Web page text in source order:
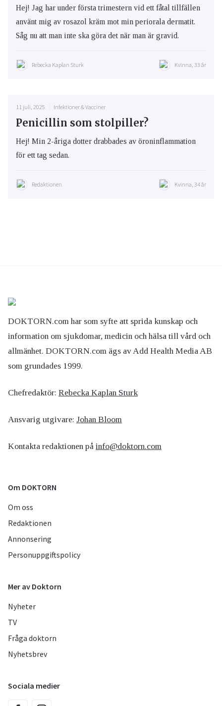
Hej! Jag har under första trimestern vid ett fåtal tillfällen
använt mig av rosazol kräm mot min periorala dermatit.
Såg nu att man inte ska göra det när man är gravid.
Rebecka Kaplan Sturk Kvinna, 33 år
11 juli, 2025 Infektioner & Vacciner
Penicillin som stolpiller?
Hej! Min 2-åriga dotter drabbades av öroninflammation
för ett tag sedan.
Redaktionen Kvinna, 34 år
DOKTORN.com har som syfte att sprida kunskap och
information om sjukdomar, medicin och hälsa till vård och
allmänhet. DOKTORN.com ägs av Add Health Media AB
som grundades 1999.
Chefredaktör: Rebecka Kaplan Sturk
Ansvarig utgivare: Johan Bloom
Kontakta redaktionen på info@doktorn.com
Om DOKTORN
Om oss
Redaktionen
Annonsering
Personuppgiftspolicy
Mer av Doktorn
Nyheter
TV
Fråga doktorn
Nyhetsbrev
Sociala medier